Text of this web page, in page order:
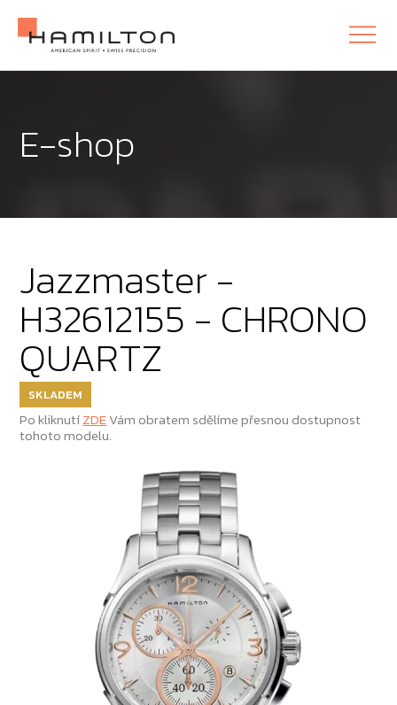
E-shop
Jazzmaster -
H32612155 - CHRONO
QUARTZ
SKLADEM
Po kliknutíZDEVám obratem sdělíme přesnou dostupnost
tohoto modelu.